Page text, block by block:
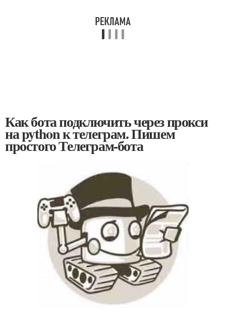
Как бота подключить через прокси
на python к телеграм. Пишем
простого Телеграм-бота